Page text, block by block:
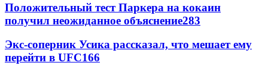
Положительный тест Паркера на кокаин
получил неожиданное объяснение283
Экс-соперник Усика рассказал, что мешает ему
перейти в UFC166